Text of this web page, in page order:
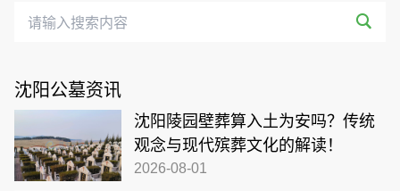
沈阳公墓资讯
沈阳陵园壁葬算入土为安吗？传统
观念与现代殡葬文化的解读！
2026-08-01